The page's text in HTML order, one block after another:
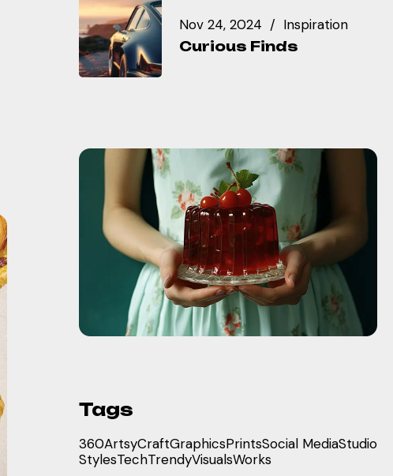
Nov 24, 2024 Inspiration
Curious Finds
Tags
360ArtsyCraftGraphicsPrintsSocial MediaStudio
StylesTechTrendyVisualsWorks